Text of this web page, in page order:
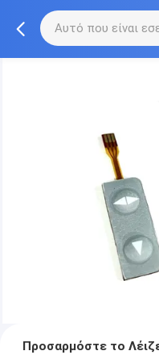
Προσαρμόστε το